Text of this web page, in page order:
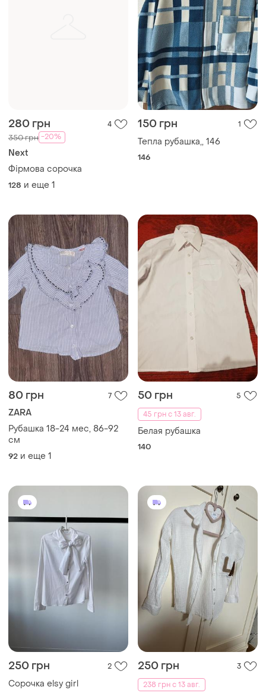
280 грн 4
350 грн -20%
Next
Фірмова сорочка
128 и еще 1
150 грн 1
Тепла рубашка,, 146
146
80 грн 7
ZARA
Рубашка 18-24 мес, 86-92
см
92 и еще 1
50 грн
5
45 грн с 13 авг.
Белая рубашка
140
250 грн 2
Сорочка elsy girl
250 грн
3
238 грн с 13 авг.